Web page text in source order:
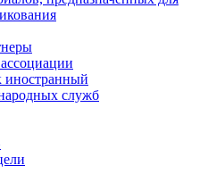
иностранный
служб